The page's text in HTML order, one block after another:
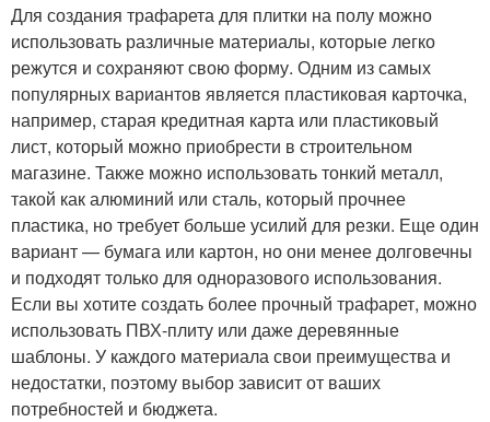
Для создания трафарета для плитки на полу можно
использовать различные материалы, которые легко
режутся и сохраняют свою форму. Одним из самых
популярных вариантов является пластиковая карточка,
например, старая кредитная карта или пластиковый
лист, который можно приобрести в строительном
магазине. Также можно использовать тонкий металл,
такой как алюминий или сталь, который прочнее
пластика, но требует больше усилий для резки. Еще один
вариант — бумага или картон, но они менее долговечны
и подходят только для одноразового использования.
Если вы хотите создать более прочный трафарет, можно
использовать ПВХ-плиту или даже деревянные
шаблоны. У каждого материала свои преимущества и
недостатки, поэтому выбор зависит от ваших
потребностей и бюджета.